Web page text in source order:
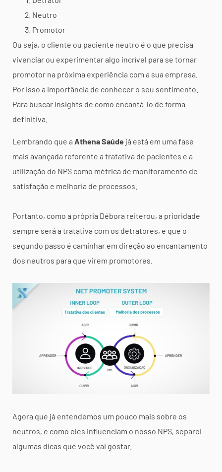
Neutro
Promotor
Ou seja, o cliente ou paciente neutro é o que precisa
vivenciar ou experimentar algo incrível para se tornar
promotor na próxima experiência com a sua empresa.
Por isso a importância de conhecer o seu sentimento.
Para buscar insights de como encantá-lo de forma
definitiva.
Lembrando que a Athena Saúde já está em uma fase
mais avançada referente a tratativa de pacientes e a
utilização do NPS como métrica de monitoramento de
satisfação e melhoria de processos.
Portanto, como a própria Débora reiterou, a prioridade
sempre será a tratativa com os detratores, e que o
segundo passo é caminhar em direção ao encantamento
dos neutros para que virem promotores.
Agora que já entendemos um pouco mais sobre os
neutros, e como eles influenciam o nosso NPS, separei
algumas dicas que você vai gostar.